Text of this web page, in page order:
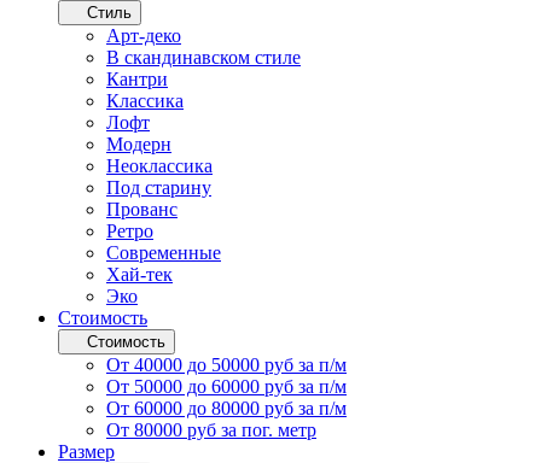
Стиль
Арт-деко
В скандинавском стиле
Кантри
Классика
Лофт
Модерн
Неоклассика
Под старину
Прованс
Ретро
Современные
Хай-тек
Эко
Стоимость
Стоимость
От 40000 до 50000 руб за п/м
От 50000 до 60000 руб за п/м
От 60000 до 80000 руб за п/м
От 80000 руб за пог. метр
Размер